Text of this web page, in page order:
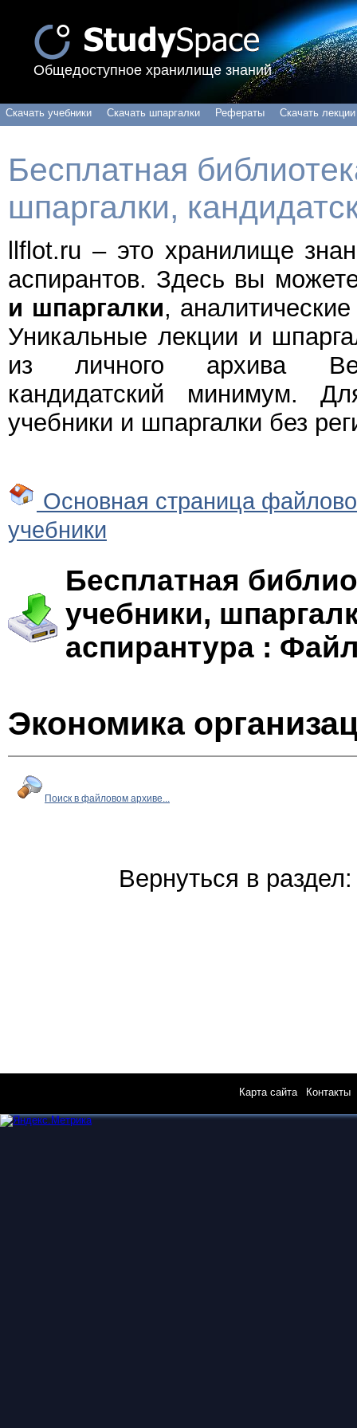
Общедоступное хранилище знаний
Скачать учебники Скачать шпаргалки Рефераты Скачать лекции
Бесплатная
шпаргалки,
llflot.ru – это хранилище
аспирантов. Здесь вы
и шпаргалки,
Уникальные лекции и
из личного архива
кандидатский минимум.
учебники и шпаргалки без
Основная страница
учебники
Бесплатная
учебники,
аспирантура :
Экономика
Поиск в файловом архиве...
Вернуться в
Карта сайта| Контакты